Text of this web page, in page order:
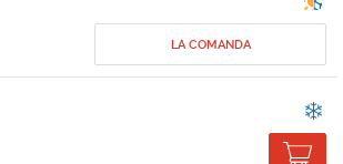
LA COMANDA